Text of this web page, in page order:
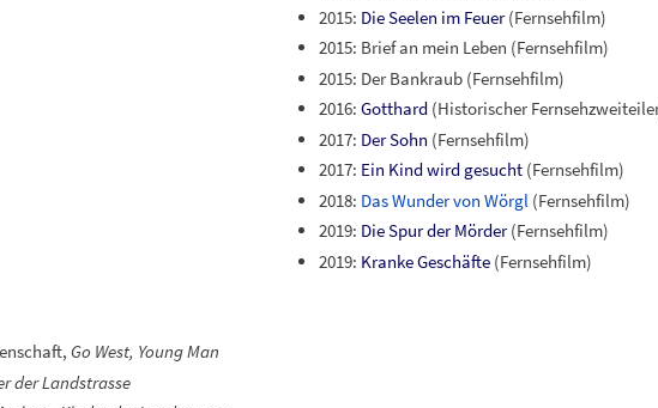
2015: Die Seelen im Feuer(Fernsehfilm)
2015: Brief an mein Leben (Fernsehfilm)
2015: Der Bankraub (Fernsehfilm)
2016: Gotthard(Historischer
2017: Der Sohn (Fernsehfilm)
2017: Ein Kind wird gesucht(Fernsehfilm)
2018: Das Wunder von Wörgl(Fernsehfilm)
2019: Die Spur der Mörder(Fernsehfilm)
2019: Kranke Geschäfte(Fernsehfilm)
Go West, Young Man
der Landstrasse